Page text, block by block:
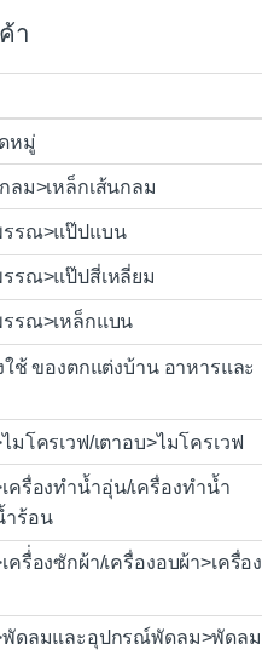
า
หมู่
ลม>เหล็กเส้นกลม
รรณ>แป๊ปแบน
รรณ>แป๊ปสี่เหลี่ยม
รรณ>เหล็กแบน
ใช้ ของตกแต่งบ้าน อาหารและ
มโครเวฟ/เตาอบ>ไมโครเวฟ
ครื่องทำน้ำอุ่น/เครื่องทำน้ำ
ำร้อน
ครื่่องซักผ้า/เครื่องอบผ้า>เครื่อง
พัดลมและอุปกรณ์พัดลม>พัดลม